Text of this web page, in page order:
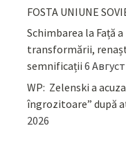
FOSTA UNIUNE
Schimbarea la Față
transformării,
semnificații 6
WP: Zelenski a
îngrozitoare” după
2026